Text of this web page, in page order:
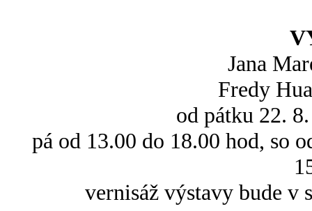
Jana
Fredy
od pátku 22.
pá od 13.00 do 18.00 hod, so
vernisáž výstavy bude v